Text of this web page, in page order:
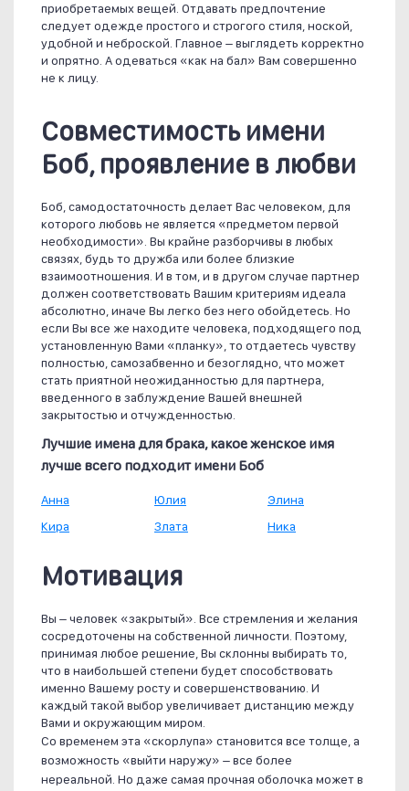
приобретаемых вещей. Отдавать предпочтение
следует одежде простого и строгого стиля, ноской,
удобной и неброской. Главное – выглядеть корректно
и опрятно. А одеваться «как на бал» Вам совершенно
не к лицу.
Совместимость имени
Боб, проявление в любви
Боб, самодостаточность делает Вас человеком, для
которого любовь не является «предметом первой
необходимости». Вы крайне разборчивы в любых
связях, будь то дружба или более близкие
взаимоотношения. И в том, и в другом случае партнер
должен соответствовать Вашим критериям идеала
абсолютно, иначе Вы легко без него обойдетесь. Но
если Вы все же находите человека, подходящего под
установленную Вами «планку», то отдаетесь чувству
полностью, самозабвенно и безоглядно, что может
стать приятной неожиданностью для партнера,
введенного в заблуждение Вашей внешней
закрытостью и отчужденностью.
Лучшие имена для брака, какое женское имя
лучше всего подходит имени Боб
Анна
Кира
Юлия
Злата
Элина
Ника
Мотивация
Вы – человек «закрытый». Все стремления и желания
сосредоточены на собственной личности. Поэтому,
принимая любое решение, Вы склонны выбирать то,
что в наибольшей степени будет способствовать
именно Вашему росту и совершенствованию. И
каждый такой выбор увеличивает дистанцию между
Вами и окружающим миром.
Со временем эта «скорлупа» становится все толще, а
возможность «выйти наружу» – все более
нереальной. Но даже самая прочная оболочка может в